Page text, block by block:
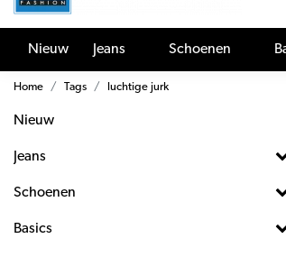
Nieuw Jeans Schoenen
Home Tags luchtige jurk
Nieuw
Jeans
Schoenen
Basics